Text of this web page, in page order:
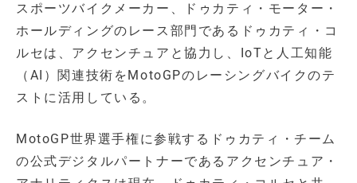
スポーツバイクメーカー、ドゥカティ・モーター・
ホールディングのレース部門であるドゥカティ・コ
ルセは、アクセンチュアと協力し、IoTと人工知能
（AI）関連技術をMotoGPのレーシングバイクのテ
ストに活用している。
MotoGP世界選手権に参戦するドゥカティ・チーム
の公式デジタルパートナーであるアクセンチュア・